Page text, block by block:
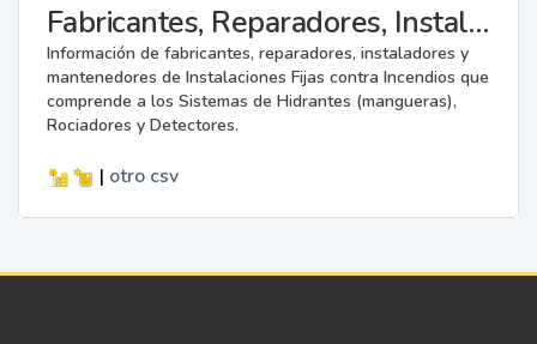
Fabricantes, Reparadores, Instaladores y Mantenedores de Instalaciones Fijas contra Incendios.
Información de fabricantes, reparadores, instaladores y
mantenedores de Instalaciones Fijas contra Incendios que
comprende a los Sistemas de Hidrantes (mangueras),
Rociadores y Detectores.
| otro csv